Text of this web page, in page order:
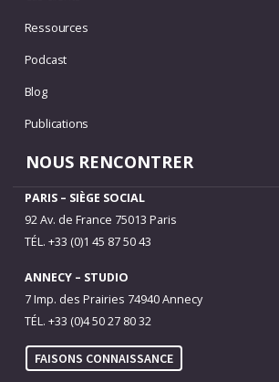
Ressources
Podcast
Blog
Publications
NOUS RENCONTRER
PARIS – SIÈGE SOCIAL
92 Av. de France 75013 Paris
TÉL. +33 (0)1 45 87 50 43
ANNECY – STUDIO
7 Imp. des Prairies 74940 Annecy
TÉL. +33 (0)4 50 27 80 32
FAISONS CONNAISSANCE